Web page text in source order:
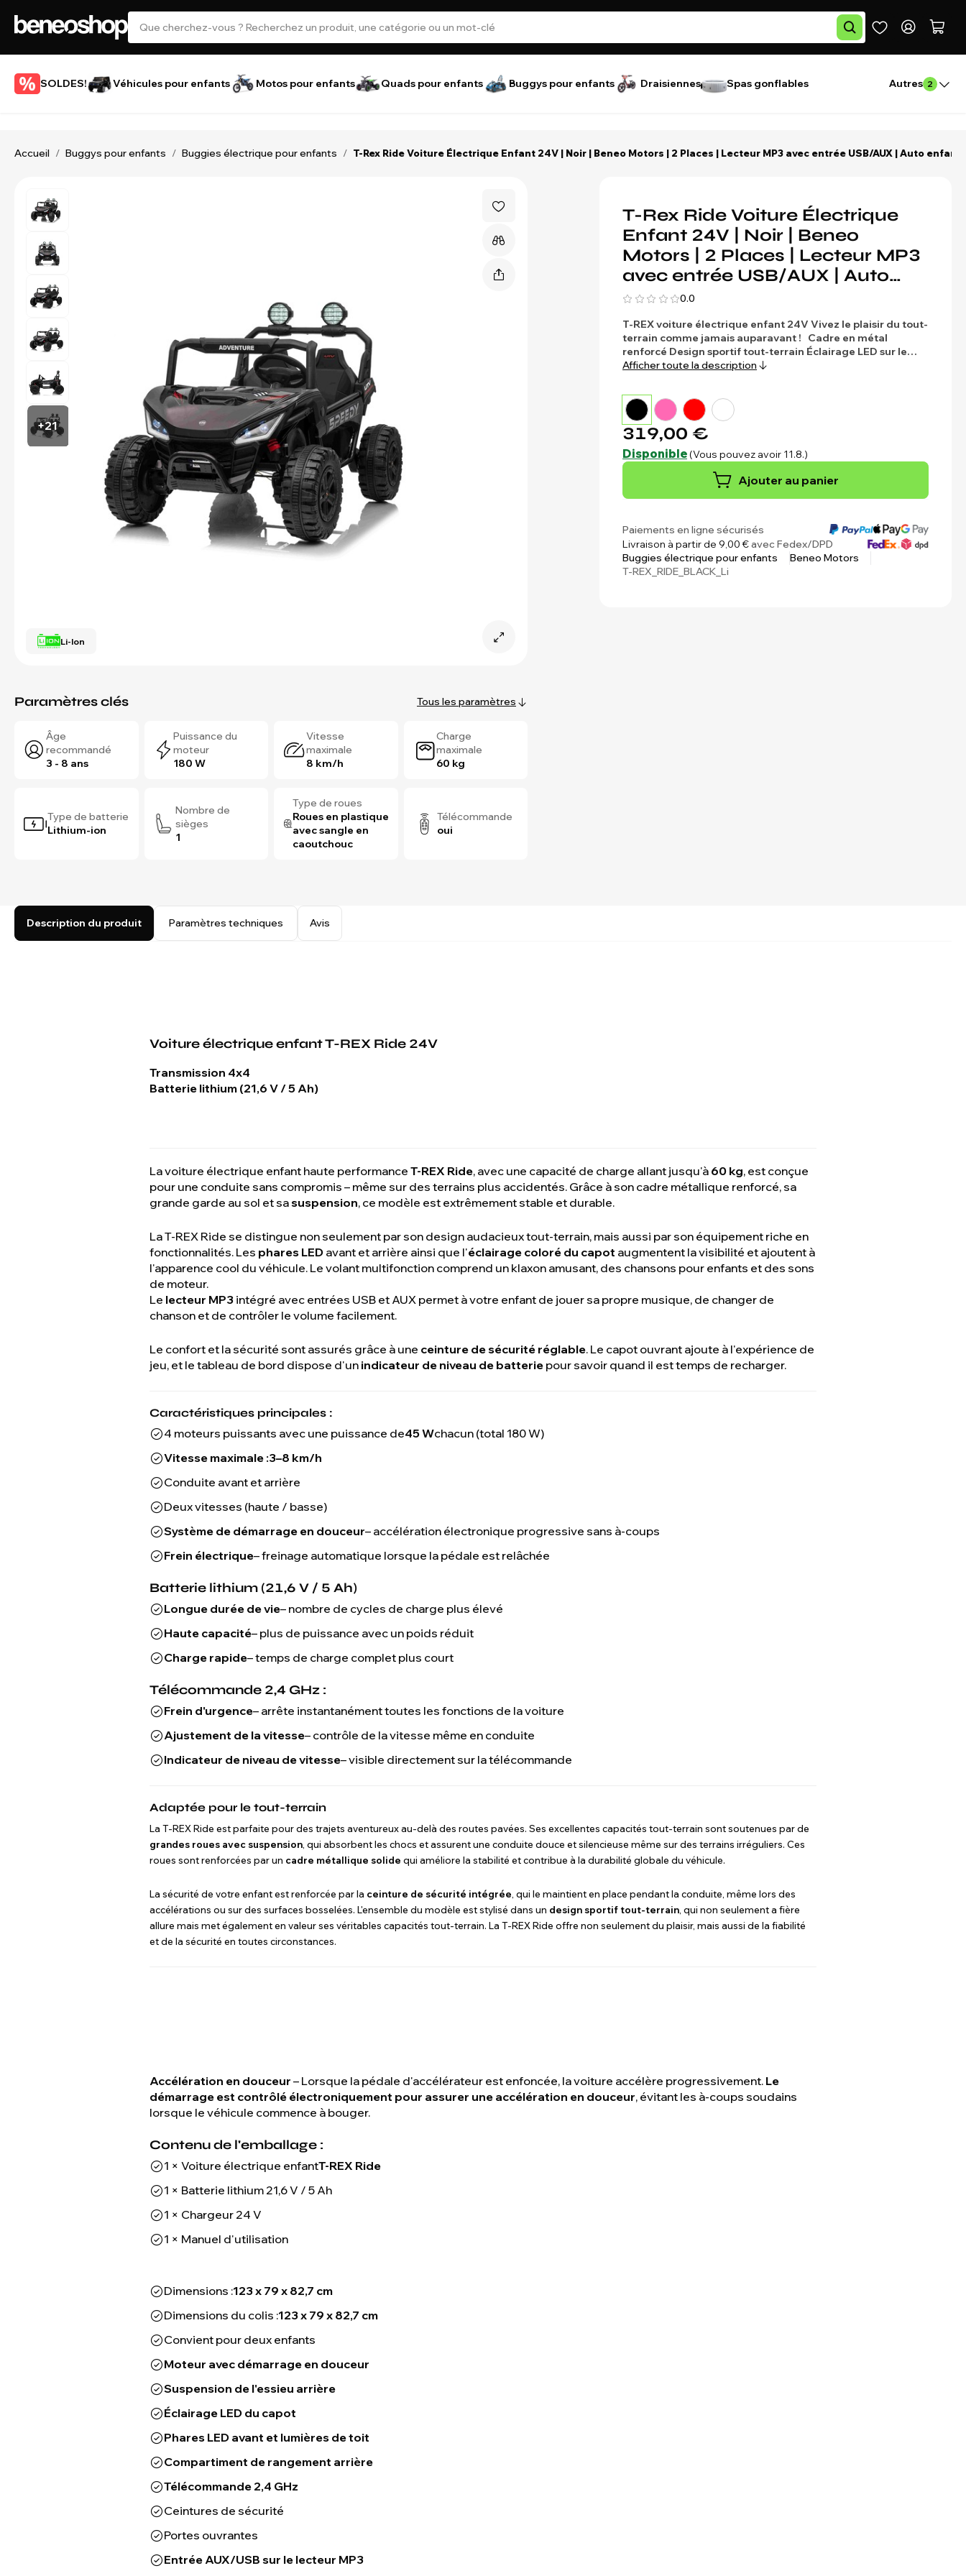
SOLDES! Véhicules pour enfants Motos pour enfants Quads pour enfants Buggys pour enfants Draisiennes Spas gonflables Autres 2
Accueil / Buggys pour enfants / Buggies électrique pour enfants / T-Rex Ride Voiture Électrique Enfant 24V | Noir | Beneo Motors | 2 Places | Lecteur MP3 avec entrée USB/AUX | Auto enfant
Li-Ion
+21
Paramètres clés Tous les paramètres
Âge
recommandé
3 - 8 ans
Puissance du
moteur
180 W
Vitesse
maximale
8 km/h
Charge
maximale
60 kg
Type de batterie
Lithium-ion
Nombre de
sièges
1
Type de roues
Roues en plastique
avec sangle en
caoutchouc
Télécommande
oui
T-Rex Ride Voiture Électrique
Enfant 24V | Noir | Beneo
Motors | 2 Places | Lecteur MP3
avec entrée USB/AUX | Auto
enfant0.0
T-REX voiture électrique enfant 24V Vivez le plaisir du tout-
terrain comme jamais auparavant !
Cadre en métal
renforcé Design sportif tout-terrain Éclairage LED sur le…
Afficher toute la description
319,00 €
Disponible(Vous pouvez avoir 11.8.)
Ajouter au panier
Paiements en ligne sécurisés
Livraison à partir de 9,00 €avec Fedex/DPD
Buggies électrique pour enfants
Beneo Motors
T-REX_RIDE_BLACK_Li
Description du produit Paramètres techniques Avis
Voiture électrique enfantT-REX Ride 24V
Transmission 4x4
Batterie lithium (21,6 V / 5 Ah)
La voiture électrique enfant haute performance T-REX Ride, avec une capacité de charge allant jusqu'à 60 kg, est conçue
pour une conduite sans compromis – même sur des terrains plus accidentés. Grâce à son cadre métallique renforcé, sa
grande garde au sol et sasuspension, ce modèle est extrêmement stable et durable.
La T-REX Ride se distingue non seulement par son design audacieux tout-terrain, mais aussi par son équipement riche en
fonctionnalités. Les phares LED avant et arrière ainsi que l'éclairage coloré du capot augmentent la visibilité et ajoutent à
l'apparence cool du véhicule. Le volant multifonction comprend un klaxon amusant, des chansons pour enfants et des sons
de moteur.
Le lecteur MP3 intégré avec entrées USB et AUX permet à votre enfant de jouer sa propre musique, de changer de
chanson et de contrôler le volume facilement.
Le confort et la sécurité sont assurés grâce à une ceinture de sécurité réglable. Le capot ouvrant ajoute à l'expérience de
jeu, et le tableau de bord dispose d'un indicateur de niveau de batterie pour savoir quand il est temps de recharger.
Caractéristiques principales :
4 moteurs puissants avec une puissance de45 Wchacun (total 180 W)
Vitesse maximale :3–8 km/h
Conduite avant et arrière
Deux vitesses (haute / basse)
Système de démarrage en douceur– accélération électronique progressive sans à-coups
Frein électrique– freinage automatique lorsque la pédale est relâchée
Batterie lithium (21,6 V / 5 Ah)
Longue durée de vie– nombre de cycles de charge plus élevé
Haute capacité– plus de puissance avec un poids réduit
Charge rapide– temps de charge complet plus court
Télécommande 2,4 GHz :
Frein d'urgence– arrête instantanément toutes les fonctions de la voiture
Ajustement de la vitesse– contrôle de la vitesse même en conduite
Indicateur de niveau de vitesse– visible directement sur la télécommande
Adaptée pour le tout-terrain
La T-REX Ride est parfaite pour des trajets aventureux au-delà des routes pavées. Ses excellentes capacités tout-terrain sont soutenues par de
grandes roues avec suspension , qui absorbent les chocs et assurent une conduite douce et silencieuse même sur des terrains irréguliers. Ces
roues sont renforcées par un cadre métallique solide qui améliore la stabilité et contribue à la durabilité globale du véhicule.
La sécurité de votre enfant est renforcée par la ceinture de sécurité intégrée , qui le maintient en place pendant la conduite, même lors des
accélérations ou sur des surfaces bosselées. L'ensemble du modèle est stylisé dans un design sportif tout-terrain , qui non seulement a fière
allure mais met également en valeur ses véritables capacités tout-terrain. La T-REX Ride offre non seulement du plaisir, mais aussi de la fiabilité
et de la sécurité en toutes circonstances.
Accélération en douceur – Lorsque la pédale d'accélérateur est enfoncée, la voiture accélère progressivement. Le
démarrage est contrôlé électroniquement pour assurer une accélération en douceur, évitant les à-coups soudains
lorsque le véhicule commence à bouger.
Contenu de l'emballage :
1 × Voiture électrique enfantT-REX Ride
1 × Batterie lithium 21,6 V / 5 Ah
1 × Chargeur 24 V
1 × Manuel d'utilisation
Dimensions :123 x 79 x 82,7 cm
Dimensions du colis :123 x 79 x 82,7 cm
Convient pour deux enfants
Moteur avec démarrage en douceur
Suspension de l'essieu arrière
Éclairage LED du capot
Phares LED avant et lumières de toit
Compartiment de rangement arrière
Télécommande 2,4 GHz
Ceintures de sécurité
Portes ouvrantes
Entrée AUX/USB sur le lecteur MP3